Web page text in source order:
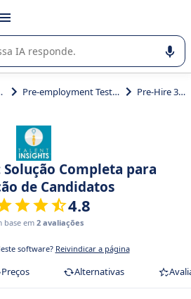
uso ou na seleção de software
(RH) Pre-employment Testing Pre-Hire 360
Solução Completa para
de Candidatos
4.8
base em2 avaliações
software? Reivindicar a página
Preços Alternativas